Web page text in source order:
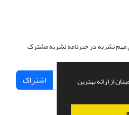
از ارائه بهترین
مهم نشریه در خبرنامه نشریه مشترک
اشتراک